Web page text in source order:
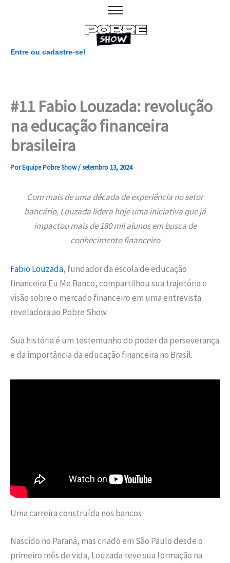
conteúdo
Entre ou cadastre-se!
#11 Fabio Louzada: revolução
na educação financeira
brasileira
PorEquipe Pobre Show/setembro 13, 2024
Com mais de uma década de experiência no setor
bancário, Louzada lidera hoje uma iniciativa que já
impactou mais de 180 mil alunos em busca de
conhecimento financeiro
Fabio Louzada, fundador da escola de educação
financeira Eu Me Banco, compartilhou sua trajetória e
visão sobre o mercado financeiro em uma entrevista
reveladora ao Pobre Show.
Sua história é um testemunho do poder da perseverança
e da importância da educação financeira no Brasil.
Uma carreira construída nos bancos
Nascido no Paraná, mas criado em São Paulo desde o
primeiro mês de vida, Louzada teve sua formação na